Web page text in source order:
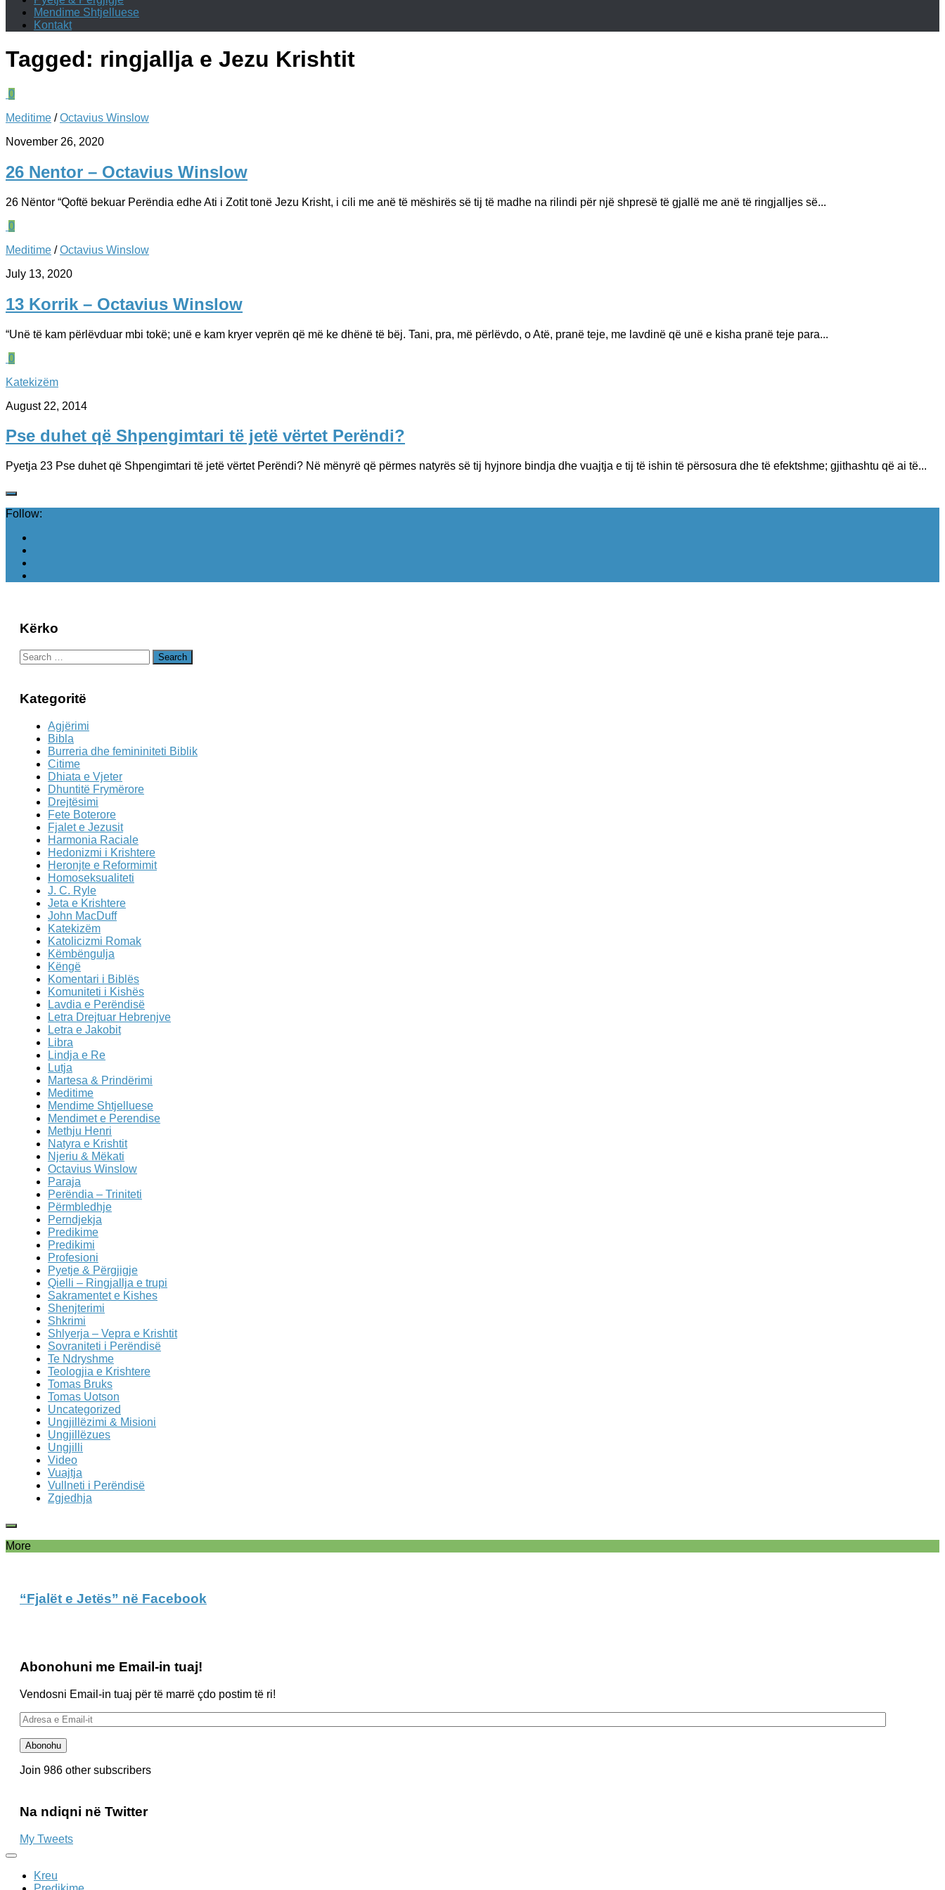
Mendime Shtjelluese
Kontakt
Tagged: ringjallja e Jezu Krishtit
0
Meditime /Octavius Winslow
November 26, 2020
26 Nentor – Octavius Winslow
26 Nëntor “Qoftë bekuar Perëndia edhe Ati i Zotit tonë Jezu Krisht, i cili me anë të mëshirës së tij të madhe na rilindi për një shpresë të gjallë me anë të ringjalljes së...
0
Meditime /Octavius Winslow
July 13, 2020
13 Korrik – Octavius Winslow
“Unë të kam përlëvduar mbi tokë; unë e kam kryer veprën që më ke dhënë të bëj. Tani, pra, më përlëvdo, o Atë, pranë teje, me lavdinë që unë e kisha pranë teje para...
0
Katekizëm
August 22, 2014
Pse duhet që Shpengimtari të jetë vërtet Perëndi?
Pyetja 23 Pse duhet që Shpengimtari të jetë vërtet Perëndi? Në mënyrë që përmes natyrës së tij hyjnore bindja dhe vuajtja e tij të ishin të përsosura dhe të efektshme; gjithashtu që ai të...
Follow:
Kërko
Search
for:
Kategoritë
Agjërimi
Bibla
Burreria dhe femininiteti Biblik
Citime
Dhiata e Vjeter
Dhuntitë Frymërore
Drejtësimi
Fete Boterore
Fjalet e Jezusit
Harmonia Raciale
Hedonizmi i Krishtere
Heronjte e Reformimit
Homoseksualiteti
J. C. Ryle
Jeta e Krishtere
John MacDuff
Katekizëm
Katolicizmi Romak
Këmbëngulja
Këngë
Komentari i Biblës
Komuniteti i Kishës
Lavdia e Perëndisë
Letra Drejtuar Hebrenjve
Letra e Jakobit
Libra
Lindja e Re
Lutja
Martesa & Prindërimi
Meditime
Mendime Shtjelluese
Mendimet e Perendise
Methju Henri
Natyra e Krishtit
Njeriu & Mëkati
Octavius Winslow
Paraja
Perëndia – Triniteti
Përmbledhje
Perndjekja
Predikime
Predikimi
Profesioni
Pyetje & Përgjigje
Qielli – Ringjallja e trupi
Sakramentet e Kishes
Shenjterimi
Shkrimi
Shlyerja – Vepra e Krishtit
Sovraniteti i Perëndisë
Te Ndryshme
Teologjia e Krishtere
Tomas Bruks
Tomas Uotson
Uncategorized
Ungjillëzimi & Misioni
Ungjillëzues
Ungjilli
Video
Vuajtja
Vullneti i Perëndisë
Zgjedhja
More
“Fjalët e Jetës” në Facebook
Abonohuni me Email-in tuaj!
Vendosni Email-in tuaj për të marrë çdo postim të ri!
Adresa
e
Email-
it
Abonohu
Join 986 other subscribers
Na ndiqni në Twitter
My Tweets
Kreu